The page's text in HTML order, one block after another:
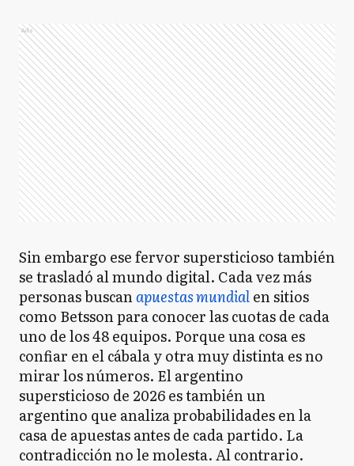
Ads
Sin embargo ese fervor supersticioso también
se trasladó al mundo digital. Cada vez más
personas buscanapuestas mundialen sitios
como Betsson para conocer las cuotas de cada
uno de los 48 equipos. Porque una cosa es
confiar en el cábala y otra muy distinta es no
mirar los números. El argentino
supersticioso de 2026 es también un
argentino que analiza probabilidades en la
casa de apuestas antes de cada partido. La
contradicción no le molesta. Al contrario.